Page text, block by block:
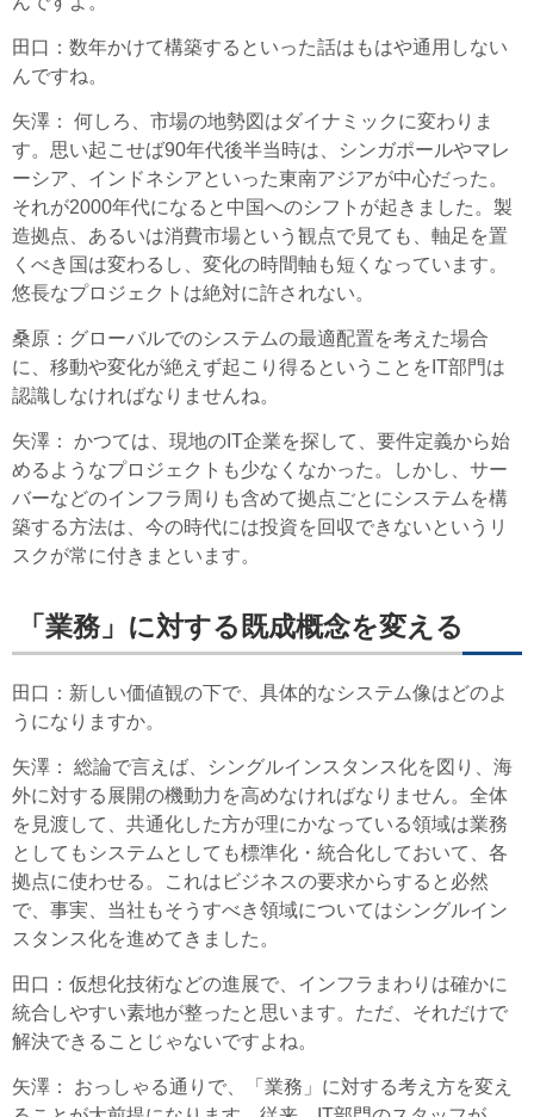
田口 ：数年かけて構築するといった話はもはや通用しない
んですね。
矢澤 ： 何しろ、市場の地勢図はダイナミックに変わりま
す。思い起こせば90年代後半当時は、シンガポールやマレ
ーシア、インドネシアといった東南アジアが中心だった。
それが2000年代になると中国へのシフトが起きました。製
造拠点、あるいは消費市場という観点で見ても、軸足を置
くべき国は変わるし、変化の時間軸も短くなっています。
悠長なプロジェクトは絶対に許されない。
桑原 ：グローバルでのシステムの最適配置を考えた場合
に、移動や変化が絶えず起こり得るということをIT部門は
認識しなければなりませんね。
矢澤 ： かつては、現地のIT企業を探して、要件定義から始
めるようなプロジェクトも少なくなかった。しかし、サー
バーなどのインフラ周りも含めて拠点ごとにシステムを構
築する方法は、今の時代には投資を回収できないというリ
スクが常に付きまといます。
「業務」に対する既成概念を変える
田口 ：新しい価値観の下で、具体的なシステム像はどのよ
うになりますか。
矢澤 ： 総論で言えば、シングルインスタンス化を図り、海
外に対する展開の機動力を高めなければなりません。全体
を見渡して、共通化した方が理にかなっている領域は業務
としてもシステムとしても標準化・統合化しておいて、各
拠点に使わせる。これはビジネスの要求からすると必然
で、事実、当社もそうすべき領域についてはシングルイン
スタンス化を進めてきました。
田口 ：仮想化技術などの進展で、インフラまわりは確かに
統合しやすい素地が整ったと思います。ただ、それだけで
解決できることじゃないですよね。
矢澤 ： おっしゃる通りで、「業務」に対する考え方を変え